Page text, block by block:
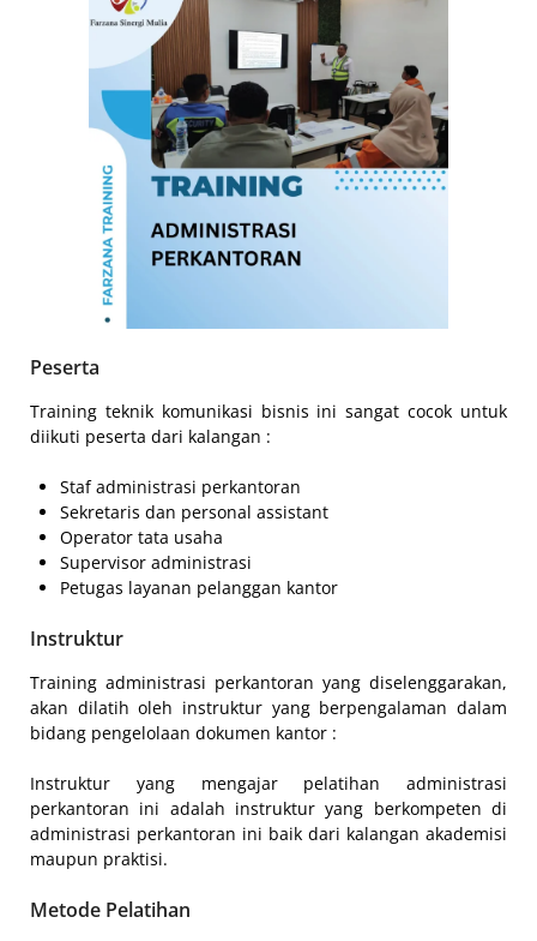
Peserta
Training teknik komunikasi bisnis ini sangat cocok untuk
diikuti peserta dari kalangan :
Staf administrasi perkantoran
Sekretaris dan personal assistant
Operator tata usaha
Supervisor administrasi
Petugas layanan pelanggan kantor
Instruktur
Training administrasi perkantoran yang diselenggarakan,
akan dilatih oleh instruktur yang berpengalaman dalam
bidang pengelolaan dokumen kantor :
Instruktur yang mengajar pelatihan administrasi
perkantoran ini adalah instruktur yang berkompeten di
administrasi perkantoran ini baik dari kalangan akademisi
maupun praktisi.
Metode Pelatihan